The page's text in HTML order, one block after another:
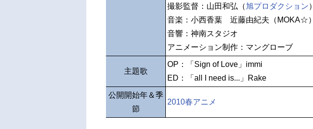
撮影監督：山田和弘（旭プロダクション）
音楽：小西香葉 近藤由紀夫（MOKA☆）
音響：神南スタジオ
アニメーション制作：マングローブ
主題歌
OP：「Sign of Love」immi
ED：「all I need is...」Rake
公開開始年＆季
節
2010春アニメ